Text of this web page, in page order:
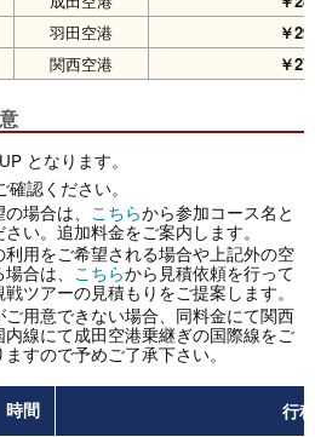
羽田空港
￥
関西空港 ￥
となります。
確認ください。
場合は、
こちらから参加コース名と
い。追加料金をご案内します。
用をご希望される場合や上記外の空
合は、 こちらから見積依頼を行って
ツアーの見積もりをご提案します。
用意できない場合、同料金にて関西
線にて成田空港乗継ぎの国際線をご
すので予めご了承下さい。
時間 行程